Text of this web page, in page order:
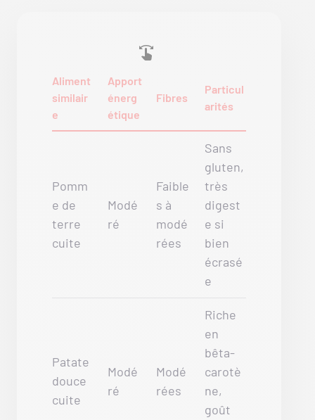
Aliment
similair
e
Apport
énerg
étique
Fibres
Particul
arités
Pomm
e de
terre
cuite
Modé
ré
Faible
s à
modé
rées
Sans
gluten,
très
digest
e si
bien
écrasé
e
Patate
douce
cuite
Modé
ré
Modé
rées
Riche
en
bêta-
carotè
ne,
goût